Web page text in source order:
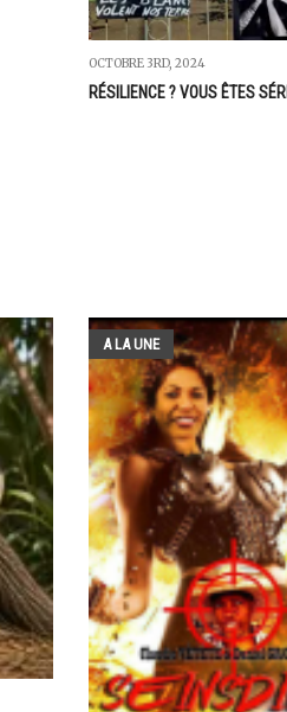
OCTOBRE 3RD, 2024
RÉSILIENCE ? VOUS ÊTES
A LA UNE